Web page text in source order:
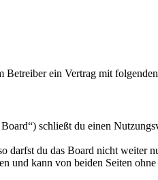
ein Vertrag mit folgenden
schließt du einen
darfst du das Board nicht
und kann von beiden Seiten